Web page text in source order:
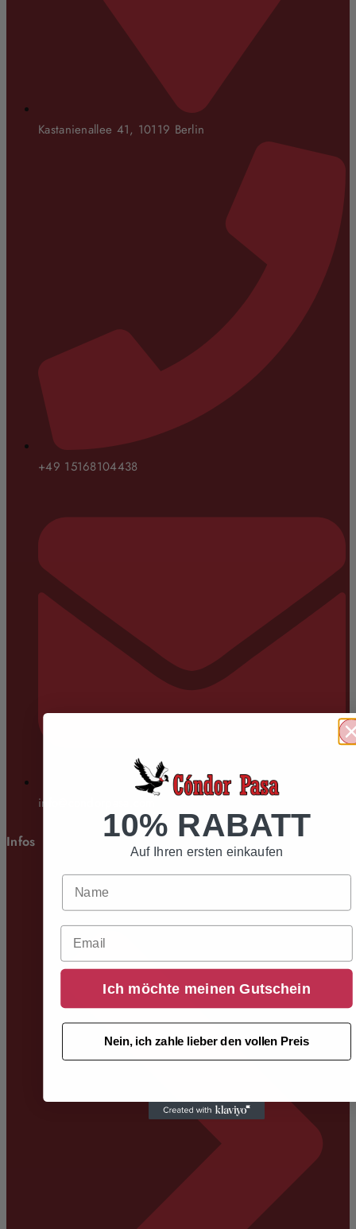
Kastanienallee 41, 10119 Berlin
+49 15168104438
info@condorpasa.com
Infos 10% RABATT
Auf Ihren ersten einkaufen
Email
Ich möchte meinen Gutschein
Nein, ich zahle lieber den vollen Preis